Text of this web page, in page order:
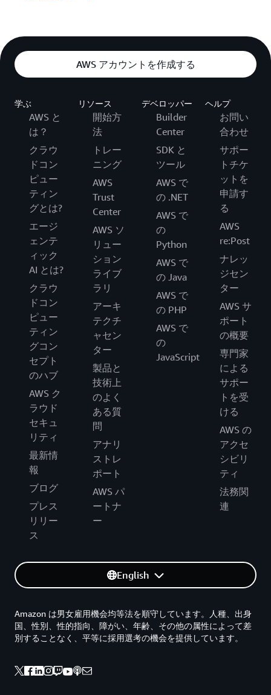
AWS アカウントを作成する
学ぶ
AWS と
は？
クラウ
ドコン
ピュー
ティン
グとは?
エージ
ェンテ
ィック
AI とは?
クラウ
ドコン
ピュー
ティン
グコン
セプト
のハブ
AWS ク
ラウド
セキュ
リティ
最新情
報
ブログ
プレス
リリー
ス
リソース
開始方
法
トレー
ニング
AWS
Trust
Center
AWS ソ
リュー
ション
ライブ
ラリ
アーキ
テクチ
ャセン
ター
製品と
技術上
のよく
ある質
問
アナリ
ストレ
ポート
AWS パ
ートナ
ー
デベロッパー
Builder
Center
SDK と
ツール
AWS で
の .NET
AWS で
の
Python
AWS で
の Java
AWS で
の PHP
AWS で
の
JavaScript
ヘルプ
お問い
合わせ
サポー
トチケ
ットを
申請す
る
AWS
re:Post
ナレッ
ジセン
ター
AWS サ
ポート
の概要
専門家
による
サポー
トを受
ける
AWS の
アクセ
シビリ
ティ
法務関
連
English
Amazon は男女雇用機会均等法を順守しています。人種、出身
国、性別、性的指向、障がい、年齢、その他の属性によって差
別することなく、平等に採用選考の機会を提供しています。